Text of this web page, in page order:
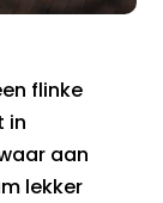
flinke
in
aan
lekker